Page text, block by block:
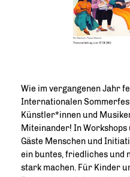
Wie im vergangenen Jahr
Internationalen
Künstler*innen und
Miteinander! In
Gäste Menschen und
ein buntes, friedliches und
stark machen. Für Kinder